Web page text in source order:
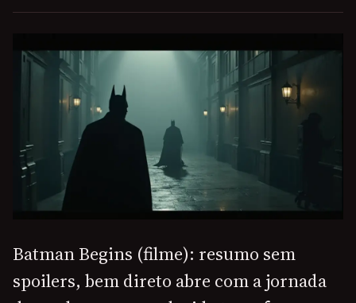
Batman Begins (filme): resumo sem
spoilers, bem direto abre com a jornada